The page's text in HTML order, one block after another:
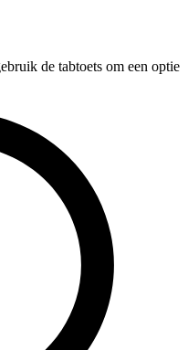
de tabtoets om een optie